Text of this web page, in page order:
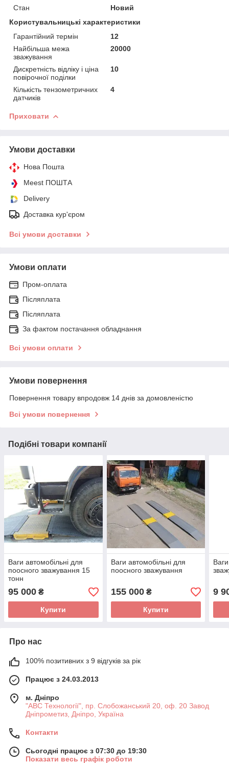
Стан
Новий
Користувальницькі характеристики
Гарантійний термін
12
Найбільша межа
зважування
20000
Дискретність відліку і ціна
повірочної поділки
10
Кількість тензометричних
датчиків
4
Приховати
Умови доставки
Нова Пошта
Meest ПОШТА
Delivery
Доставка кур'єром
Всі умови доставки
Умови оплати
Пром-оплата
Післяплата
Післяплата
За фактом постачання обладнання
Всі умови оплати
Умови повернення
Повернення товару впродовж 14 днів за домовленістю
Всі умови повернення
Подібні товари компанії
Ваги автомобільні для
поосного зважування 15
тонн
95 000 ₴
Купити
Ваги автомобільні для
поосного зважування
155 000₴
Купити
9
Про нас
100% позитивних з 9 відгуків за рік
Працює з 24.03.2013
м. Дніпро
"АВС Технології", пр. Слобожанський 20, оф. 20 Завод
Дніпрометиз, Дніпро, Україна
Контакти
Сьогодні працює з 07:30 до 19:30
Показати весь графік роботи